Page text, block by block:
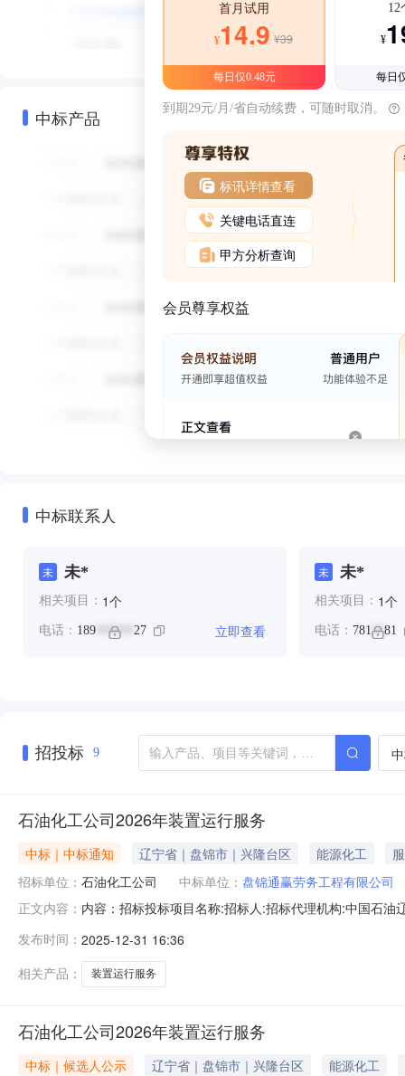
中标产品
首月试用
¥14.9 ¥39
每日仅0.48元
12
¥
每日
到期29元/月/省自动续费，可随时取消。
标讯详情查看
关键电话直连
甲方分析查询
会员尊享权益
中标联系人
未 未*
相关项目： 1个
电话： 189 ****** 27 立即查看
未 未*
相关项目： 1个
电话： 781**81
招投标 9
石油化工公司2026年装置运行服务
中标｜中标通知 辽宁省｜盘锦市｜兴隆台区 能源化工
招标单位： 石油化工公司 中标单位： 盘锦通赢劳务工程有限公司
正文内容： 内容：招标投标项目名称:招标人:招标代理机构:中国石
发布时间： 2025-12-31 16:36
相关产品：
装置运行服务
石油化工公司2026年装置运行服务
中标｜候选人公示 辽宁省｜盘锦市｜兴隆台区
能源化工